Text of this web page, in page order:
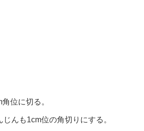
位に切る。
んも1cm位の角切りにする。